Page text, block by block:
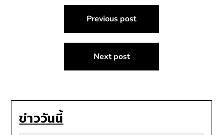
Previous post
Next post
ข่าววันนี้